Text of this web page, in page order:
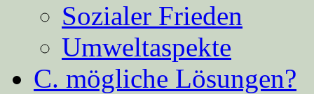
Sozialer Frieden
Umweltaspekte
C. mögliche Lösungen?